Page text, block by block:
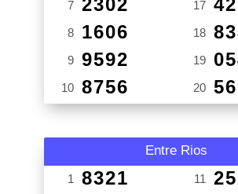
7 2302
8 1606
9 9592
10 8756
17
18
19
20
Entre Rios
1 8321 11